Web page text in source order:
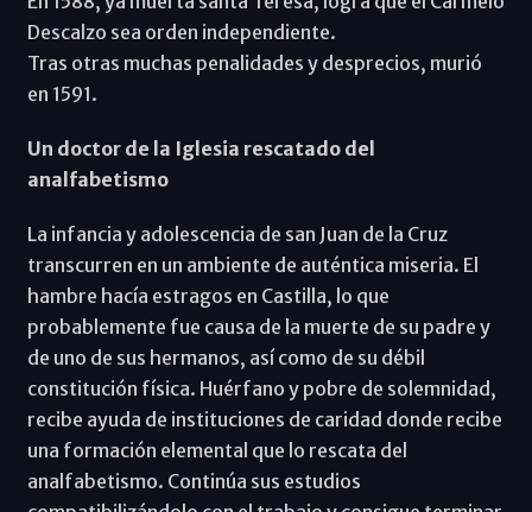
Descalzo sea orden independiente.
Tras otras muchas penalidades y desprecios, murió
en 1591.
Un doctor de la Iglesia rescatado del
analfabetismo
La infancia y adolescencia de san Juan de la Cruz
transcurren en un ambiente de auténtica miseria. El
hambre hacía estragos en Castilla, lo que
probablemente fue causa de la muerte de su padre y
de uno de sus hermanos, así como de su débil
constitución física. Huérfano y pobre de solemnidad,
recibe ayuda de instituciones de caridad donde recibe
una formación elemental que lo rescata del
analfabetismo. Continúa sus estudios